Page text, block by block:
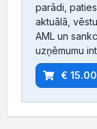
parādi,
aktuālā,
AML un
uzņēmumu
€ 15.00